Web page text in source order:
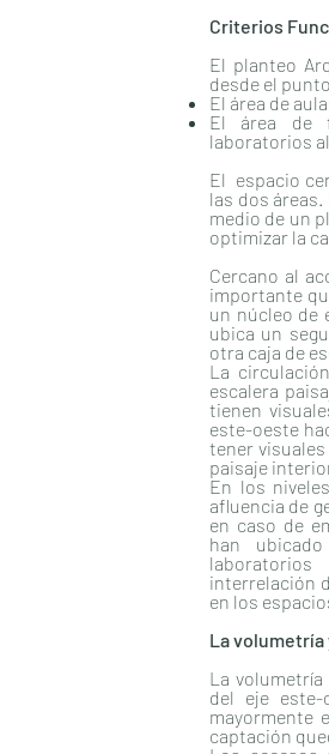
Criterios
El planteo
desde el
El área de
El área de
laboratorios
El espacio
las dos
medio de un
optimizar la
Cercano al
importante
un núcleo de
ubica un
otra caja de
La
escalera
tienen
este-oeste
tener
paisaje
En los
afluencia de
en caso de
han
interrelación
en los
La
La
del eje este-
mayormente
captación